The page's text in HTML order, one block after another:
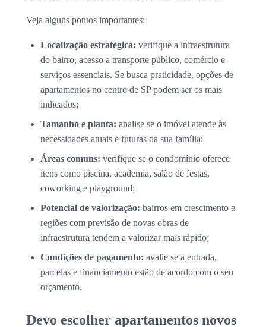
Veja alguns pontos importantes:
Localização estratégica: verifique a infraestrutura
do bairro, acesso a transporte público, comércio e
serviços essenciais. Se busca praticidade, opções de
apartamentos no centro de SP podem ser os mais
indicados;
Tamanho e planta: analise se o imóvel atende às
necessidades atuais e futuras da sua família;
Áreas comuns: verifique se o condomínio oferece
itens como piscina, academia, salão de festas,
coworking e playground;
Potencial de valorização: bairros em crescimento e
regiões com previsão de novas obras de
infraestrutura tendem a valorizar mais rápido;
Condições de pagamento: avalie se a entrada,
parcelas e financiamento estão de acordo com o seu
orçamento.
Devo escolher apartamentos novos